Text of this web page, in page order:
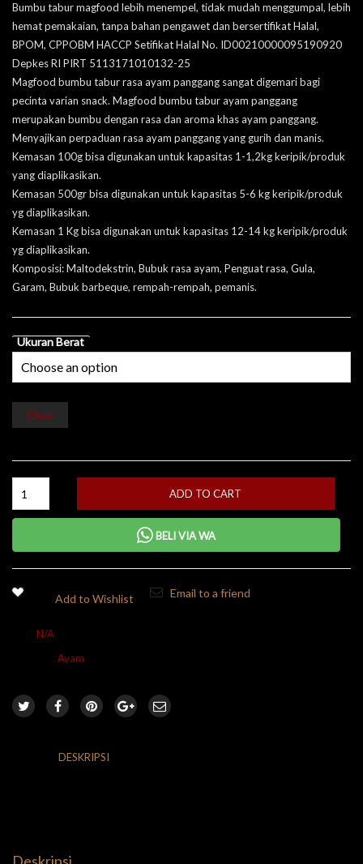
Bumbu tabur magfood lebih menempel, tidak mudah menggumpal, lebih
hemat pemakaian, tanpa bahan pengawet dan bersertifikat Halal,
BPOM, CPPOBM HACCP Setifikat Halal No. ID00210000095190920
Depkes RI PIRT 5113171010132-25
Magfood bumbu tabur rasa ayam panggang sangat digemari bagi
pecinta varian snack. Magfood bumbu tabur ayam panggang
merupakan bumbu dengan rasa dan aroma khas ayam panggang.
Menyajikan perpaduan rasa ayam panggang yang gurih dan manis.
Kemasan 100g bisa digunakan untuk kapasitas 1-1,2kg keripik/produk
yang diaplikasikan.
Kemasan 500gr bisa digunakan untuk kapasitas 5-6 kg keripik/produk
yg diaplikasikan.
Kemasan 1 Kg bisa digunakan untuk kapasitas 12-14 kg keripik/produk
yg diaplikasikan.
Komposisi: Maltodekstrin, Bubuk rasa ayam, Penguat rasa, Gula,
Garam, Bubuk barbeque, rempah-rempah, pemanis.
Ukuran Berat
Clear
ADD TO CART
BELI VIA WA
Add to Wishlist Email to a friend
N/A
Ayam
DESKRIPSI
Deskripsi